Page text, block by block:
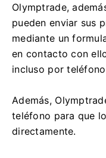
Olymptrade,
pueden enviar sus
mediante un
en contacto con
incluso por
Además,
teléfono para que
directamente.